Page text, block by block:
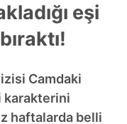
eşi
Camdaki
karakterini
haftalarda belli